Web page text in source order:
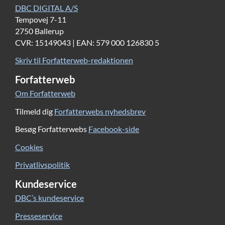
DBC DIGITAL A/S
Tempovej 7-11
2750 Ballerup
CVR: 15149043 | EAN: 579 000 126830 5
Skriv til Forfatterweb-redaktionen
Forfatterweb
Om Forfatterweb
Tilmeld dig Forfatterwebs nyhedsbrev
Besøg Forfatterwebs Facebook-side
Cookies
Privatlivspolitik
Kundeservice
DBC’s kundeservice
Presseservice